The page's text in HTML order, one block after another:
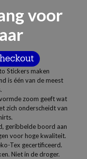
voor
Stickers maken
is één van de meest
zoom geeft wat
zich onderscheidt van
geribbelde boord aan
voor hoge kwaliteit.
Tex gecertificeerd.
Niet in de droger.